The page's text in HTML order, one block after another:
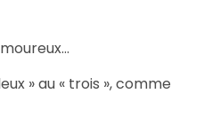
» au « trois », comme